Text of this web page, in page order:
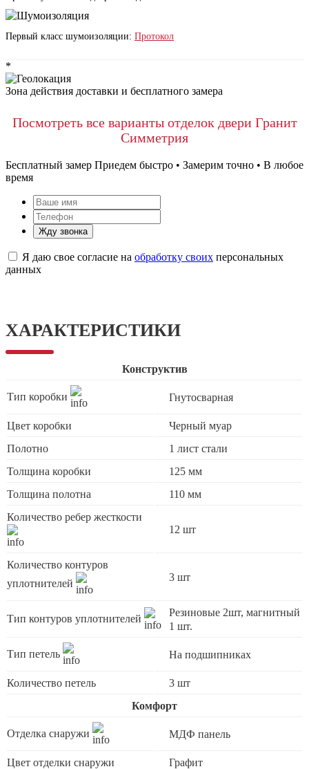
Первый класс шумоизоляции: Протокол
*
Зона действия доставки и бесплатного замера
Посмотреть все варианты отделок двери Гранит
Симметрия
Бесплатный замер Приедем быстро • Замерим точно • В любое
время
Жду звонка
Я даю свое согласие на обработку своих персональных
данных
ХАРАКТЕРИСТИКИ
Конструктив
Тип коробки Гнутосварная
Цвет коробки
Черный муар
Полотно
1 лист стали
Толщина коробки
125 мм
Толщина полотна
110 мм
Количество ребер жесткости
12 шт
Количество контуров
уплотнителей
3 шт
Тип контуров уплотнителей
Резиновые 2шт, магнитный
1 шт.
Тип петель На подшипниках
Количество петель
3 шт
Комфорт
Отделка снаружи МДФ панель
Цвет отделки снаружи Графит